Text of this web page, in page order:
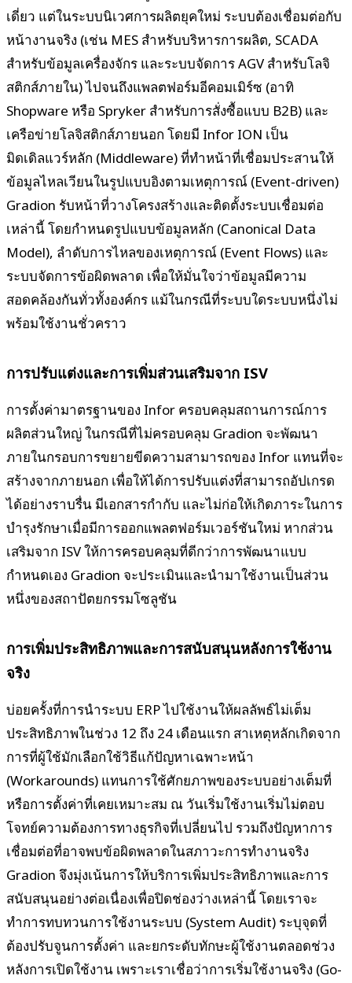
เดี่ยว แต่ในระบบนิเวศการผลิตยุคใหม่ ระบบต้องเชื่อมต่อกับ
หน้างานจริง (เช่น MES สำหรับบริหารการผลิต, SCADA
สำหรับข้อมูลเครื่องจักร และระบบจัดการ AGV สำหรับโลจิ
สติกส์ภายใน) ไปจนถึงแพลตฟอร์มอีคอมเมิร์ซ (อาทิ
Shopware หรือ Spryker สำหรับการสั่งซื้อแบบ B2B) และ
เครือข่ายโลจิสติกส์ภายนอก โดยมี Infor ION เป็น
มิดเดิลแวร์หลัก (Middleware) ที่ทำหน้าที่เชื่อมประสานให้
ข้อมูลไหลเวียนในรูปแบบอิงตามเหตุการณ์ (Event-driven)
Gradion รับหน้าที่วางโครงสร้างและติดตั้งระบบเชื่อมต่อ
เหล่านี้ โดยกำหนดรูปแบบข้อมูลหลัก (Canonical Data
Model), ลำดับการไหลของเหตุการณ์ (Event Flows) และ
ระบบจัดการข้อผิดพลาด เพื่อให้มั่นใจว่าข้อมูลมีความ
สอดคล้องกันทั่วทั้งองค์กร แม้ในกรณีที่ระบบใดระบบหนึ่งไม่
พร้อมใช้งานชั่วคราว
การปรับแต่งและการเพิ่มส่วนเสริมจาก ISV
การตั้งค่ามาตรฐานของ Infor ครอบคลุมสถานการณ์การ
ผลิตส่วนใหญ่ ในกรณีที่ไม่ครอบคลุม Gradion จะพัฒนา
ภายในกรอบการขยายขีดความสามารถของ Infor แทนที่จะ
สร้างจากภายนอก เพื่อให้ได้การปรับแต่งที่สามารถอัปเกรด
ได้อย่างราบรื่น มีเอกสารกำกับ และไม่ก่อให้เกิดภาระในการ
บำรุงรักษาเมื่อมีการออกแพลตฟอร์มเวอร์ชันใหม่ หากส่วน
เสริมจาก ISV ให้การครอบคลุมที่ดีกว่าการพัฒนาแบบ
กำหนดเอง Gradion จะประเมินและนำมาใช้งานเป็นส่วน
หนึ่งของสถาปัตยกรรมโซลูชัน
การเพิ่มประสิทธิภาพและการสนับสนุนหลังการใช้งาน
จริง
บ่อยครั้งที่การนำระบบ ERP ไปใช้งานให้ผลลัพธ์ไม่เต็ม
ประสิทธิภาพในช่วง 12 ถึง 24 เดือนแรก สาเหตุหลักเกิดจาก
การที่ผู้ใช้มักเลือกใช้วิธีแก้ปัญหาเฉพาะหน้า
(Workarounds) แทนการใช้ศักยภาพของระบบอย่างเต็มที่
หรือการตั้งค่าที่เคยเหมาะสม ณ วันเริ่มใช้งานเริ่มไม่ตอบ
โจทย์ความต้องการทางธุรกิจที่เปลี่ยนไป รวมถึงปัญหาการ
เชื่อมต่อที่อาจพบข้อผิดพลาดในสภาวะการทำงานจริง
Gradion จึงมุ่งเน้นการให้บริการเพิ่มประสิทธิภาพและการ
สนับสนุนอย่างต่อเนื่องเพื่อปิดช่องว่างเหล่านี้ โดยเราจะ
ทำการทบทวนการใช้งานระบบ (System Audit) ระบุจุดที่
ต้องปรับจูนการตั้งค่า และยกระดับทักษะผู้ใช้งานตลอดช่วง
หลังการเปิดใช้งาน เพราะเราเชื่อว่าการเริ่มใช้งานจริง (Go-